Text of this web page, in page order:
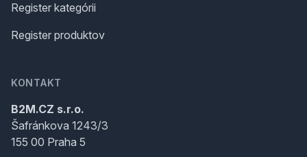
Register kategórii
Register produktov
KONTAKT
B2M.CZ s.r.o.
Šafránkova 1243/3
155 00 Praha 5